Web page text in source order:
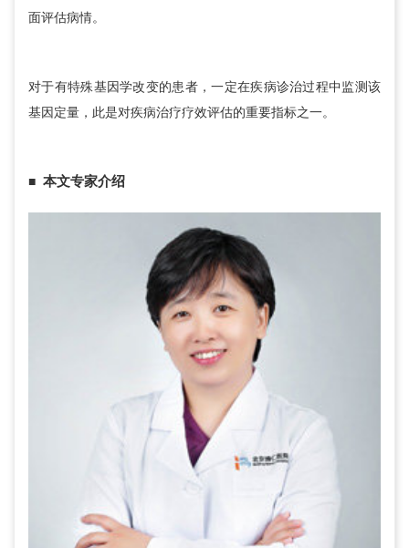
面评估病情。
对于有特殊基因学改变的患者，一定在疾病诊治过程中监测该
基因定量，此是对疾病治疗疗效评估的重要指标之一。
■ 本文专家介绍